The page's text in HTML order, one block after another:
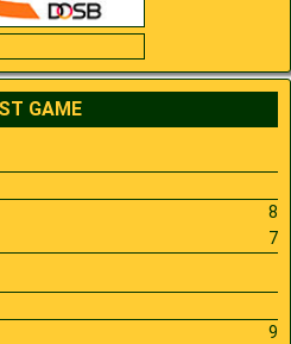
GAME
8
7
9